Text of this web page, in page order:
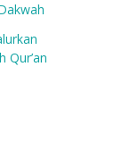
Qur’an